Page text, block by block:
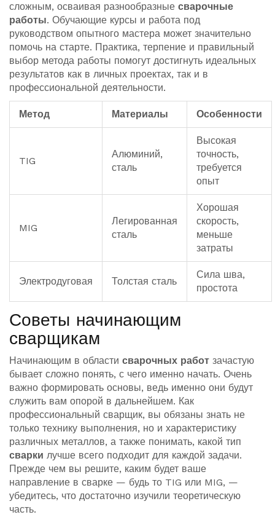
сложным, осваивая разнообразные сварочные
работы. Обучающие курсы и работа под
руководством опытного мастера может значительно
помочь на старте. Практика, терпение и правильный
выбор метода работы помогут достигнуть идеальных
результатов как в личных проектах, так и в
профессиональной деятельности.
Метод Материалы Особенности
TIG
Алюминий,
сталь
Высокая
точность,
требуется
опыт
MIG
Легированная
сталь
Хорошая
скорость,
меньше
затраты
Электродуговая Толстая сталь
Сила шва,
простота
Советы начинающим
сварщикам
Начинающим в области сварочных работ зачастую
бывает сложно понять, с чего именно начать. Очень
важно формировать основы, ведь именно они будут
служить вам опорой в дальнейшем. Как
профессиональный сварщик, вы обязаны знать не
только технику выполнения, но и характеристику
различных металлов, а также понимать, какой тип
сварки лучше всего подходит для каждой задачи.
Прежде чем вы решите, каким будет ваше
направление в сварке — будь то TIG или MIG, —
убедитесь, что достаточно изучили теоретическую
часть.